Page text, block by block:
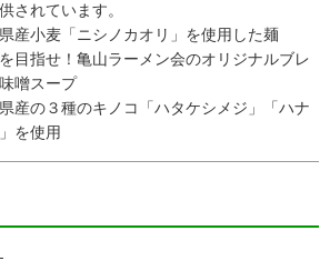
されています。
小麦「ニシノカオリ」を使用した麺
目指せ！亀山ラーメン会のオリジナルブレ
噌スープ
の３種のキノコ「ハタケシメジ」「ハナ
を使用